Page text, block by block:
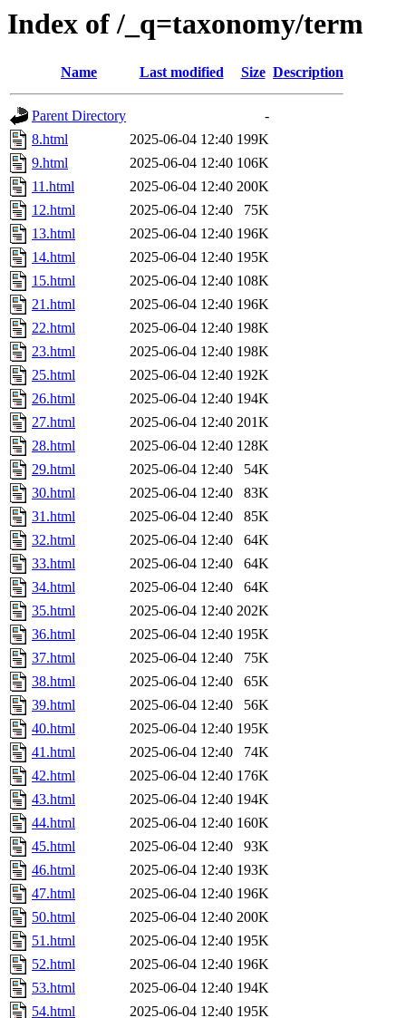
Index of /_q=taxonomy/term
Name Last modified Size Description
Parent Directory
-
8.html
2025-06-04 12:40 199K
9.html
2025-06-04 12:40 106K
11.html
2025-06-04 12:40 200K
12.html
2025-06-04 12:40
75K
13.html
2025-06-04 12:40 196K
14.html
2025-06-04 12:40 195K
15.html
2025-06-04 12:40 108K
21.html
2025-06-04 12:40 196K
22.html
2025-06-04 12:40 198K
23.html
2025-06-04 12:40 198K
25.html
2025-06-04 12:40 192K
26.html
2025-06-04 12:40 194K
27.html
2025-06-04 12:40 201K
28.html
2025-06-04 12:40 128K
29.html
2025-06-04 12:40
54K
30.html
2025-06-04 12:40
83K
31.html
2025-06-04 12:40
85K
32.html
2025-06-04 12:40
64K
33.html
2025-06-04 12:40
64K
34.html
2025-06-04 12:40
64K
35.html
2025-06-04 12:40 202K
36.html
2025-06-04 12:40 195K
37.html
2025-06-04 12:40
75K
38.html
2025-06-04 12:40
65K
39.html
2025-06-04 12:40
56K
40.html
2025-06-04 12:40 195K
41.html
2025-06-04 12:40
74K
42.html
2025-06-04 12:40 176K
43.html
2025-06-04 12:40 194K
44.html
2025-06-04 12:40 160K
45.html
2025-06-04 12:40
93K
46.html
2025-06-04 12:40 193K
47.html
2025-06-04 12:40 196K
50.html
2025-06-04 12:40 200K
51.html
2025-06-04 12:40 195K
52.html
2025-06-04 12:40 196K
53.html
2025-06-04 12:40 194K
54.html
2025-06-04 12:40 195K